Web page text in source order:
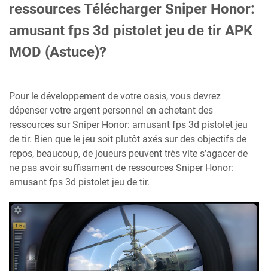
ressources Télécharger Sniper Honor:
amusant fps 3d pistolet jeu de tir APK
MOD (Astuce)?
Pour le développement de votre oasis, vous devrez
dépenser votre argent personnel en achetant des
ressources sur Sniper Honor: amusant fps 3d pistolet jeu
de tir. Bien que le jeu soit plutôt axés sur des objectifs de
repos, beaucoup, de joueurs peuvent très vite s’agacer de
ne pas avoir suffisament de ressources Sniper Honor:
amusant fps 3d pistolet jeu de tir.